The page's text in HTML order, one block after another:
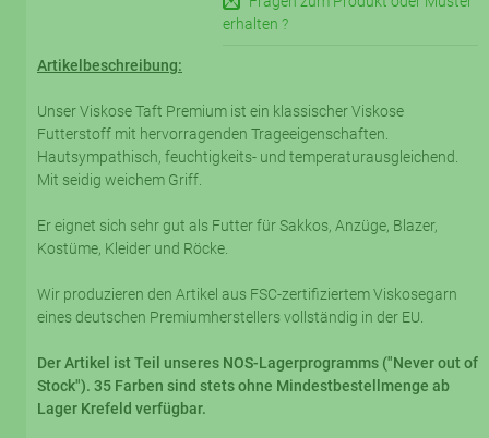
erhalten ?
Artikelbeschreibung:
Unser Viskose Taft Premium ist ein klassischer Viskose
Futterstoff mit hervorragenden Trageeigenschaften.
Hautsympathisch, feuchtigkeits- und temperaturausgleichend.
Mit seidig weichem Griff.
Er eignet sich sehr gut als Futter für Sakkos, Anzüge, Blazer,
Kostüme, Kleider und Röcke.
Wir produzieren den Artikel aus FSC-zertifiziertem Viskosegarn
eines deutschen Premiumherstellers vollständig in der EU.
Der Artikel ist Teil unseres NOS-Lagerprogramms ("Never out of
Stock"). 35 Farben sind stets ohne Mindestbestellmenge ab
Lager Krefeld verfügbar.